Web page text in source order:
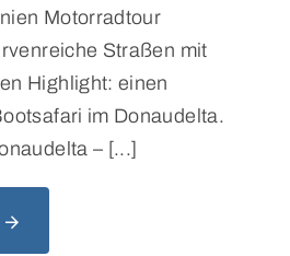
Motorradtour
Straßen mit
Highlight: einen
im Donaudelta.
– [...]